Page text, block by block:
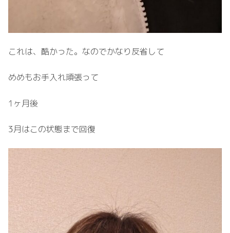
これは、酷かった。なのでかなり反省して
めめもお手入れ頑張って
1ヶ月後
3月はこの状態まで回復